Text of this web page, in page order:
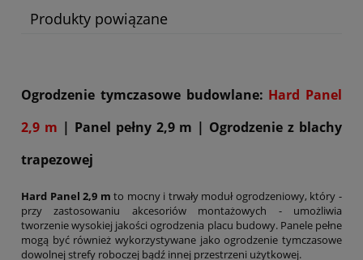
Produkty powiązane
Ogrodzenie tymczasowe budowlane: Hard Panel
2,9 m | Panel pełny 2,9 m | Ogrodzenie z blachy
trapezowej
Hard Panel 2,9 m to mocny i trwały moduł ogrodzeniowy, który -
przy zastosowaniu akcesoriów montażowych - umożliwia
tworzenie wysokiej jakości ogrodzenia placu budowy. Panele pełne
mogą być również wykorzystywane jako ogrodzenie tymczasowe
dowolnej strefy roboczej bądź innej przestrzeni użytkowej.